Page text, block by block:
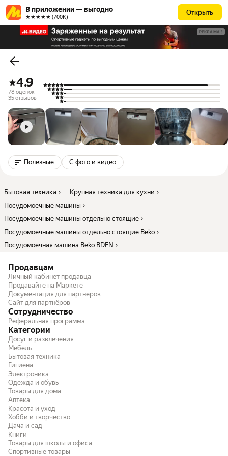
В приложении — выгодно
★★★★★ (700К)
Открыть
РЕКЛАМА
4.9
78 оценок
35 отзывов
Полезные С фото и видео
Бытовая техника
Крупная техника для кухни
Посудомоечные машины
Посудомоечные машины отдельно стоящие
Посудомоечные машины отдельно стоящие Beko
Посудомоечная машина Beko BDFN
Продавцам
Личный кабинет продавца
Продавайте на Маркете
Документация для партнёров
Сайт для партнёров
Сотрудничество
Реферальная программа
Категории
Досуг и развлечения
Мебель
Бытовая техника
Гигиена
Электроника
Одежда и обувь
Товары для дома
Аптека
Красота и уход
Хобби и творчество
Дача и сад
Книги
Товары для школы и офиса
Спортивные товары